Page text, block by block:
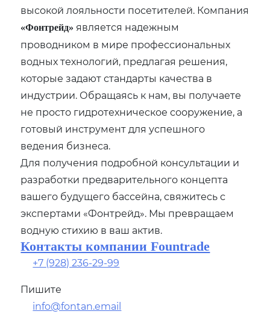
высокой лояльности посетителей. Компания
«Фонтрейд» является надежным
проводником в мире профессиональных
водных технологий‚ предлагая решения‚
которые задают стандарты качества в
индустрии. Обращаясь к нам‚ вы получаете
не просто гидротехническое сооружение‚ а
готовый инструмент для успешного
ведения бизнеса.
Для получения подробной консультации и
разработки предварительного концепта
вашего будущего бассейна‚ свяжитесь с
экспертами «Фонтрейд». Мы превращаем
водную стихию в ваш актив.
Контакты компании Fountrade
+7 (928) 236-29-99
Пишите
info@fontan.email